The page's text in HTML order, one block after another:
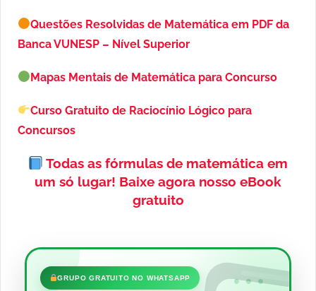
Questões Resolvidas de Matemática em PDF da
Banca VUNESP – Nível Superior
Mapas Mentais de Matemática para Concurso
Curso Gratuito de Raciocínio Lógico para
Concursos
Todas as fórmulas de matemática em
um só lugar! Baixe agora nosso eBook
gratuito
•••
GRUPO GRATUITO NO WHATSAPP